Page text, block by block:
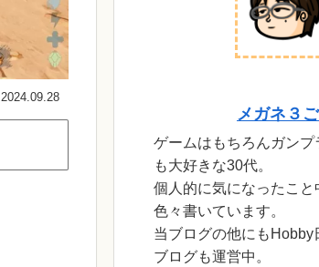
2024.09.28
メガネ３
ゲームはもちろんガンプ
も大好きな30代。
個人的に気になったこと
色々書いています。
当ブログの他にもHobby
ブログも運営中。